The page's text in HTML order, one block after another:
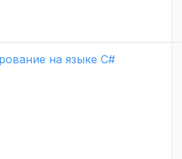
на языке C#